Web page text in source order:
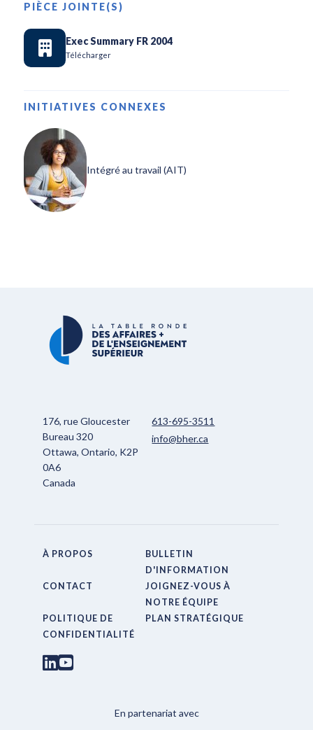
PIÈCE JOINTE(S)
Exec Summary FR 2004
Télécharger
INITIATIVES CONNEXES
Intégré au travail (AIT)
176, rue Gloucester
Bureau 320
Ottawa, Ontario, K2P
0A6
Canada
613-695-3511
info@bher.ca
À PROPOS
BULLETIN
D'INFORMATION
CONTACT
JOIGNEZ-VOUS À
NOTRE ÉQUIPE
POLITIQUE DE
CONFIDENTIALITÉ
PLAN STRATÉGIQUE
En partenariat avec